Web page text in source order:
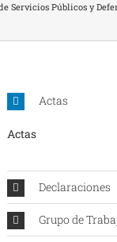
Servicios Públicos y
Actas
Actas
Declaraciones
Grupo de